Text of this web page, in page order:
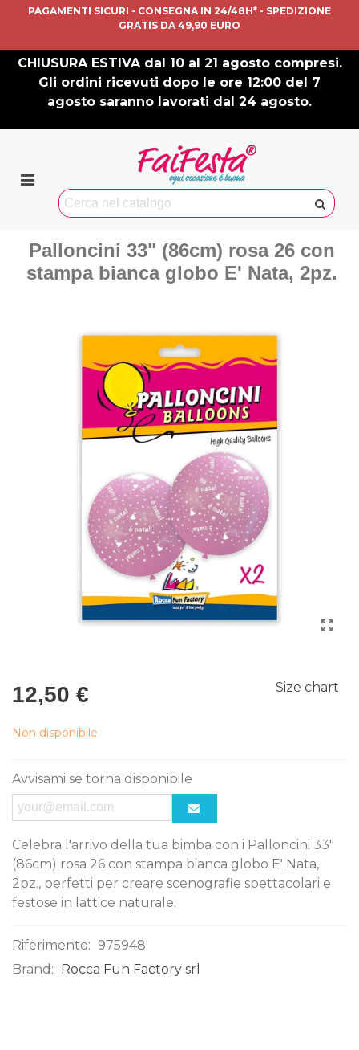
PAGAMENTI SICURI - CONSEGNA IN 24/48H* - SPEDIZIONE
GRATIS DA 49,90 EURO
CHIUSURA ESTIVA dal 10 al 21 agosto compresi.
Gli ordini ricevuti dopo le ore 12:00 del 7
agosto saranno lavorati dal 24 agosto.
Palloncini 33" (86cm) rosa 26 con
stampa bianca globo E' Nata, 2pz.
12,50 € Size chart
Non disponibile
Avvisami se torna disponibile
Celebra l'arrivo della tua bimba con i Palloncini 33"
(86cm) rosa 26 con stampa bianca globo E' Nata,
2pz., perfetti per creare scenografie spettacolari e
festose in lattice naturale.
Riferimento: 975948
Brand: Rocca Fun Factory srl